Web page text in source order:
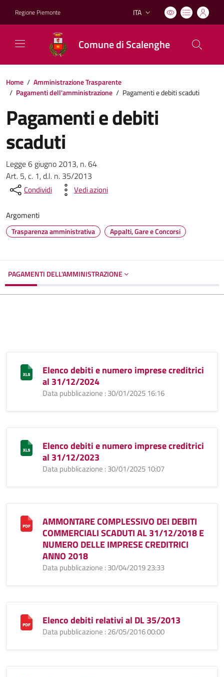
Regione Piemonte Lingua attiva:
ITA
Comune di Scalenghe
Home / Amministrazione Trasparente
/ Pagamenti dell'amministrazione / Pagamenti e debiti scaduti
Pagamenti e debiti
scaduti
Legge 6 giugno 2013, n. 64
Art. 5, c. 1, d.l. n. 35/2013
Condividi Vedi azioni
Argomenti
Trasparenza amministrativa Appalti, Gare e Concorsi
PAGAMENTI DELL'AMMINISTRAZIONE
Elenco debiti e numero imprese creditrici
al 31/12/2024
Data pubblicazione : 30/01/2025 16:16
Elenco debiti e numero imprese creditrici
al 31/12/2023
Data pubblicazione : 30/01/2025 10:07
AMMONTARE COMPLESSIVO DEI DEBITI
COMMERCIALI SCADUTI AL 31/12/2018 E
NUMERO DELLE IMPRESE CREDITRICI
ANNO 2018
Data pubblicazione : 30/04/2019 23:33
Elenco debiti relativi al DL 35/2013
Data pubblicazione : 26/05/2016 00:00